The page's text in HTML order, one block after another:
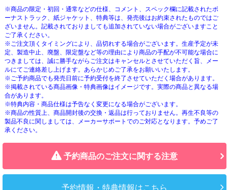
※商品の限定・初回・通常などの仕様、コメント、スペック欄に記載されたボ
ーナストラック、紙ジャケット、特典等は、発売後はお約束されたものではご
ざいません。記載されておりましても追加されていない場合がございますこと
ご了承ください。
※ご注文頂くタイミングにより、品切れする場合がございます。生産予定が未
定、製造中止、廃盤、限定盤など等の理由により商品の手配が不可能な場合に
つきましては、誠に勝手ながらご注文はキャンセルとさせていただく旨、メー
ルにてご連絡差し上げます。あらかじめご了承をお願いいたします。
※ご予約商品でも発売日前に予約受付を終了させていただく場合があります。
※掲載されている商品画像・特典画像はイメージです。実際の商品と異なる場
合があります。
※特典内容・商品仕様は予告なく変更になる場合がございます。
※商品の性質上、商品開封後の交換・返品は行っておりません。再生不良等の
製品不良に関しましては、メーカーサポートでのご対応となります。予めご了
承ください。
予約商品のご注文に関する注意
予約情報・特典情報はこちら